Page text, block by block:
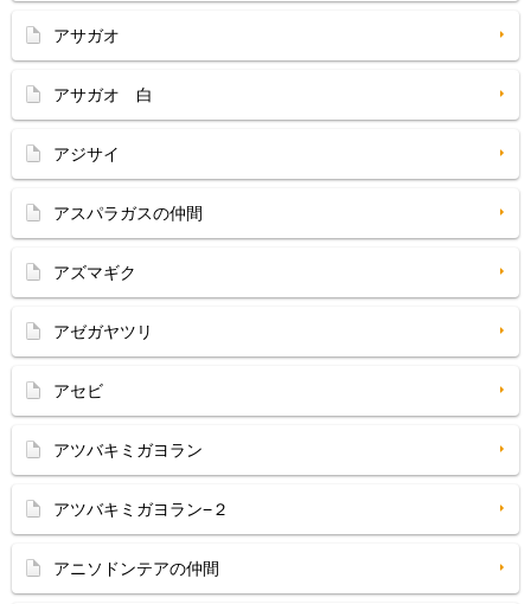
アサガオ
アサガオ 白
アジサイ
アスパラガスの仲間
アズマギク
アゼガヤツリ
アセビ
アツバキミガヨラン
アツバキミガヨラン−２
アニソドンテアの仲間